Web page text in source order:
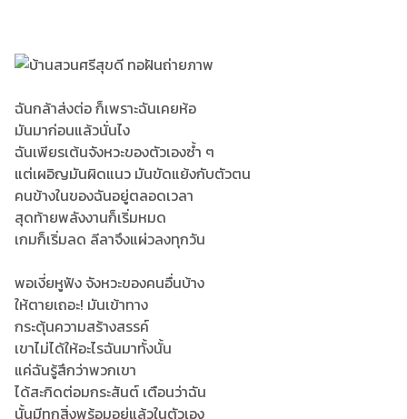
ฉันกล้าส่งต่อ ก็เพราะฉันเคยห้อ
มันมาก่อนแล้วนั่นไง
ฉันเพียรเต้นจังหวะของตัวเองซ้ำ ๆ
แต่เผอิญมันผิดแนว มันขัดแย้งกับตัวตน
คนข้างในของฉันอยู่ตลอดเวลา
สุดท้ายพลังงานก็เริ่มหมด
เกมก็เริ่มลด ลีลาจึงแผ่วลงทุกวัน
พอเงี่ยหูฟัง จังหวะของคนอื่นบ้าง
ให้ตายเถอะ! มันเข้าทาง
กระตุ้นความสร้างสรรค์
เขาไม่ได้ให้อะไรฉันมาทั้งนั้น
แค่ฉันรู้สึกว่าพวกเขา
ได้สะกิดต่อมกระสันต์ เตือนว่าฉัน
นั้นมีทุกสิ่งพร้อมอยู่แล้วในตัวเอง